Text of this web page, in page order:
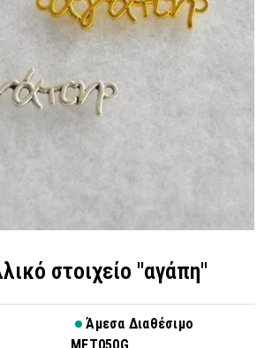
στοιχείο "αγάπη"
Άμεσα Διαθέσιμο